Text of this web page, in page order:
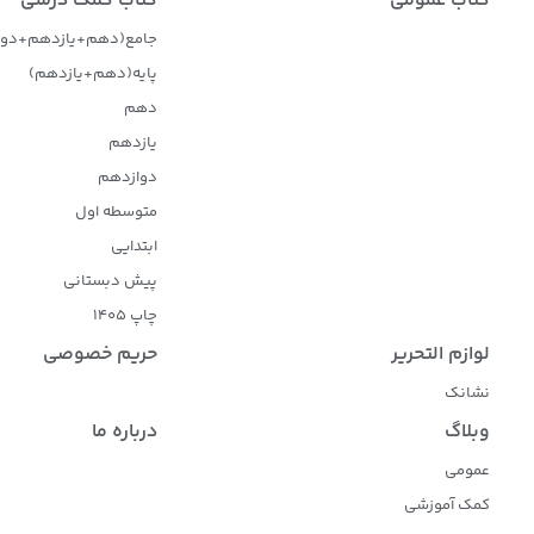
پایه(دهم+یازدهم)
دهم
یازدهم
دوازدهم
متوسطه اول
ابتدایی
پیش دبستانی
چاپ 1405
لوازم التحریر
نشانک
حریم خصوصی
وبلاگ
عمومی
کمک آموزشی
درباره ما